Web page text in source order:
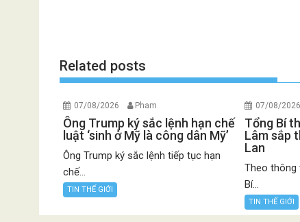
Related posts
07/08/2026 Pham
Ông Trump ký sắc lệnh hạn chế
luật ‘sinh ở Mỹ là công dân Mỹ’
Ông Trump ký sắc lệnh tiếp tục hạn
chế...
TIN THẾ GIỚI
07/08/2026
Tổng Bí
Lâm sắp
Lan
Theo thông
Bí...
TIN THẾ GIỚI